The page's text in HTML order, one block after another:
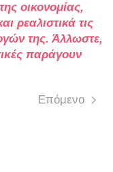
οικονομίας,
ρεαλιστικά τις
της. Άλλωστε,
παράγουν
Επόμενο